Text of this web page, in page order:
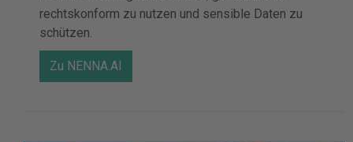
rechtskonform zu nutzen und sensible Daten zu
schützen.
Zu NENNA.AI